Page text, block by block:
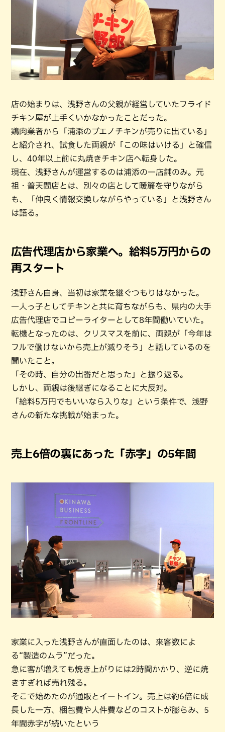
店の始まりは、浅野さんの父親が経営していたフライド
チキン屋が上手くいかなかったことだった。
鶏肉業者から「浦添のブエノチキンが売りに出ている」
と紹介され、試食した両親が「この味はいける」と確信
し、40年以上前に丸焼きチキン店へ転身した。
現在、浅野さんが運営するのは浦添の一店舗のみ。元
祖・普天間店とは、別々の店として暖簾を守りながら
も、「仲良く情報交換しながらやっている」と浅野さん
は語る。
広告代理店から家業へ。給料5万円からの
再スタート
浅野さん自身、当初は家業を継ぐつもりはなかった。
一人っ子としてチキンと共に育ちながらも、県内の大手
広告代理店でコピーライターとして8年間働いていた。
転機となったのは、クリスマスを前に、両親が「今年は
フルで働けないから売上が減りそう」と話しているのを
聞いたこと。
「その時、自分の出番だと思った」と振り返る。
しかし、両親は後継ぎになることに大反対。
「給料5万円でもいいなら入りな」という条件で、浅野
さんの新たな挑戦が始まった。
売上6倍の裏にあった「赤字」の5年間
家業に入った浅野さんが直面したのは、来客数によ
る“製造のムラ”だった。
急に客が増えても焼き上がりには2時間かかり、逆に焼
きすぎれば売れ残る。
そこで始めたのが通販とイートイン。売上は約6倍に成
長した一方、梱包費や人件費などのコストが膨らみ、5
年間赤字が続いたという